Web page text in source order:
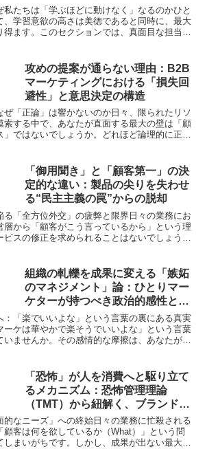
造改革
たちは「学ぶほどに動けなく」なるのかひと
、学習意欲の高さは美徳であると同時に、最大
ます。このセクションでは、真面目な担当者
攻めの提案が通らない理由：B2B
マーケティングにおける「損失回
避性」と意思決定の構造
ぜ「正論」は響かないのか日々、限られたリソ
索する中で、あなたが直面する最大の壁は「顧
」ではないでしょうか。どれほど論理的に正し
「御用聞き」と「顧客第一」の決
定的な違い：製品の尖りを失わせ
る“民主主義の罠”からの脱却
る「全方位外交」の疲弊と限界日々の業務にお
層から「顧客がこう言っているから」という理
ビスの修正を求められることはないでしょう
組織の軋轢を成果に変える「嫉妬
のマネジメント」論：ひとりマー
ケターが持つべき政治的感性と構
造的理解
：「楽でいいよな」という言葉の裏にある真実
ーケは華やかで楽そうでいいよな」という言葉
ませんか。その感情的な摩擦は、あなたが組
「恐怖」が人を消費へと駆り立て
るメカニズム：恐怖管理理論
（TMT）から紐解く、ブランドと
自尊心の深層関係
的なニーズ」への終始日々の業務に忙殺される
顧客は何を欲しているか（What）」という問
しまいがちです。しかし、成果が出ない最大の